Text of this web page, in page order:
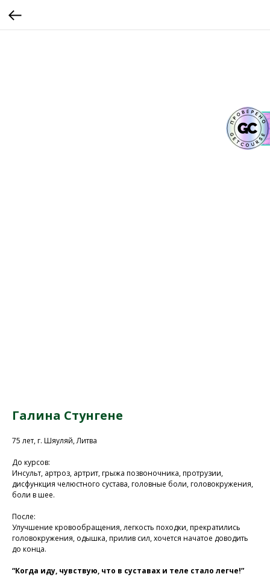
Галина Стунгене
75 лет, г. Шяуляй, Литва
До курсов:
Инсульт, артроз, артрит, грыжа позвоночника, протрузии,
дисфункция челюстного сустава, головные боли, головокружения,
боли в шее.
После:
Улучшение кровообращения, легкость походки, прекратились
головокружения, одышка, прилив сил, хочется начатое доводить
до конца.
“Когда иду, чувствую, что в суставах и теле стало легче!”
Присоединяйтесь к
нашей программе, чтобы
восстановить здоровье
без лекарств и походов в
поликлинику
Программа восстановления здоровья